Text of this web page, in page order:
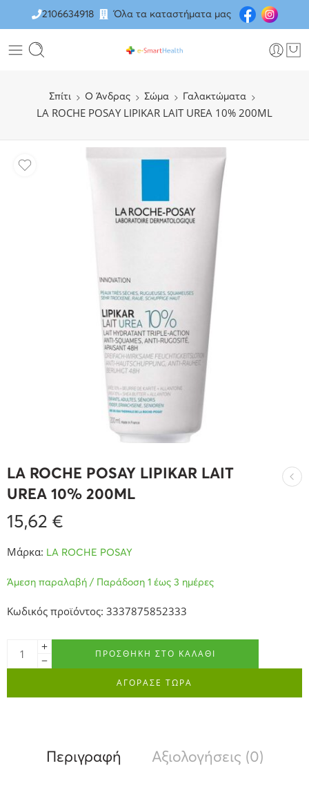
2106634918 Όλα τα καταστήματα μας
Σπίτι O Άνδρας Σώμα Γαλακτώματα
LA ROCHE POSAY LIPIKAR LAIT UREA 10% 200ML
LA ROCHE POSAY LIPIKAR LAIT
UREA 10% 200ML
15,62 €
Μάρκα: LA ROCHE POSAY
Άμεση παραλαβή / Παράδοση 1 έως 3 ημέρες
Κωδικός προϊόντος: 3337875852333
ΠΡΟΣΘΉΚΗ ΣΤΟ ΚΑΛΆΘΙ
ΑΓΟΡΑΣΕ ΤΩΡΑ
Περιγραφή Αξιολογήσεις (0)